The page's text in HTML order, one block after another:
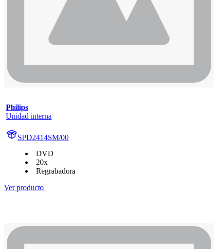
Philips
Unidad interna
SPD2414SM/00
DVD
20x
Regrabadora
Ver producto